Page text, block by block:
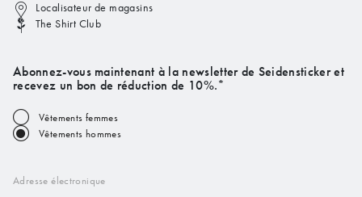
Localisateur de magasins
The Shirt Club
Abonnez-vous maintenant à la newsletter de Seidensticker et
recevez un bon de réduction de 10%.*
Vêtements femmes
Vêtements hommes
Adresse électronique